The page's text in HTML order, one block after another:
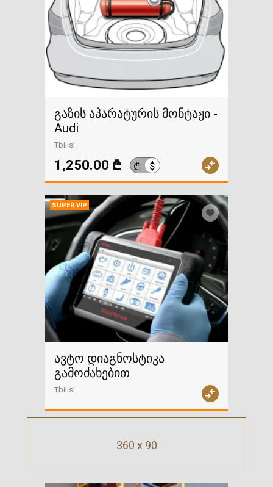
გაზის აპარატურის მონტაჟი -
Audi
Tbilisi
1,250.00 ₾ ₾ $
SUPER VIP
ავტო დიაგნოსტიკა
გამოძახებით
Tbilisi
360 x 90